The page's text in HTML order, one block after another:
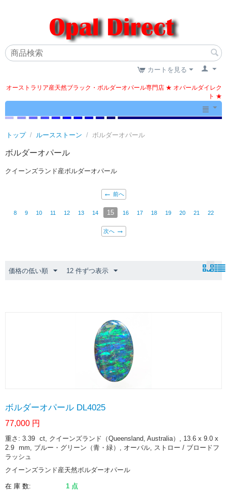
カートを見る
オーストラリア産天然ブラック・ボルダーオパール専門店 ★ オパールダイレク
ト ★
トップ / ルースストーン / ボルダーオパール
ボルダーオパール
クイーンズランド産ボルダーオパール
前へ
8 9 10 11 12 13 14 15 16 17 18 19 20 21 22
次へ
価格の低い順 12 件ずつ表示
ボルダーオパール DL4025
77,000 円
重さ: 3.39 ct, クイーンズランド（Queensland, Australia）, 13.6 x 9.0 x
2.9 mm, ブルー・グリーン（青・緑）, オーバル, ストロー / ブロードフ
ラッシュ
クイーンズランド産天然ボルダーオパール
在 庫 数: 1 点